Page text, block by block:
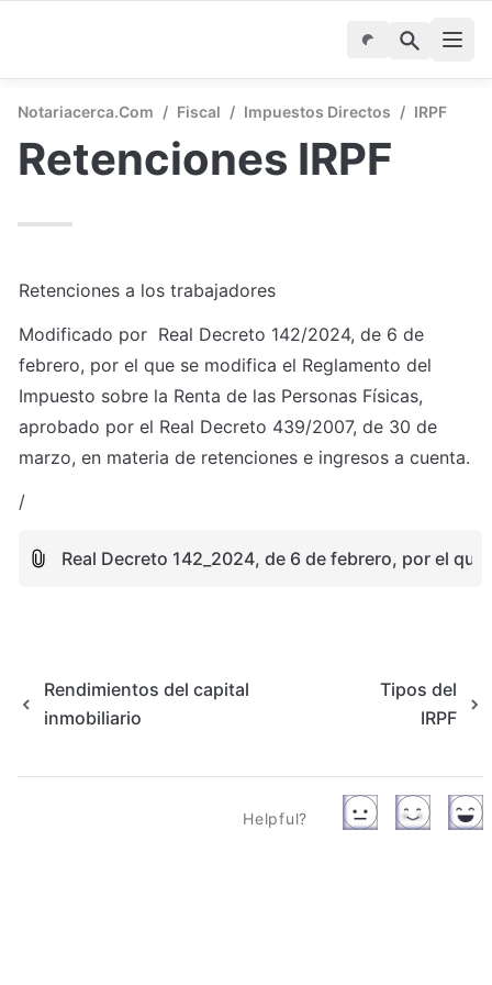
Notariacerca.com / Fiscal / Impuestos Directos / IRPF
Retenciones IRPF
Retenciones a los trabajadores
Modificado por  Real Decreto 142/2024, de 6 de
febrero, por el que se modifica el Reglamento del
Impuesto sobre la Renta de las Personas Físicas,
aprobado por el Real Decreto 439/2007, de 30 de
marzo, en materia de retenciones e ingresos a cuenta.
/
Real Decreto 142_2024, de 6 de febrero, por el
Rendimientos del capital
inmobiliario
Tipos del
IRPF
Helpful?